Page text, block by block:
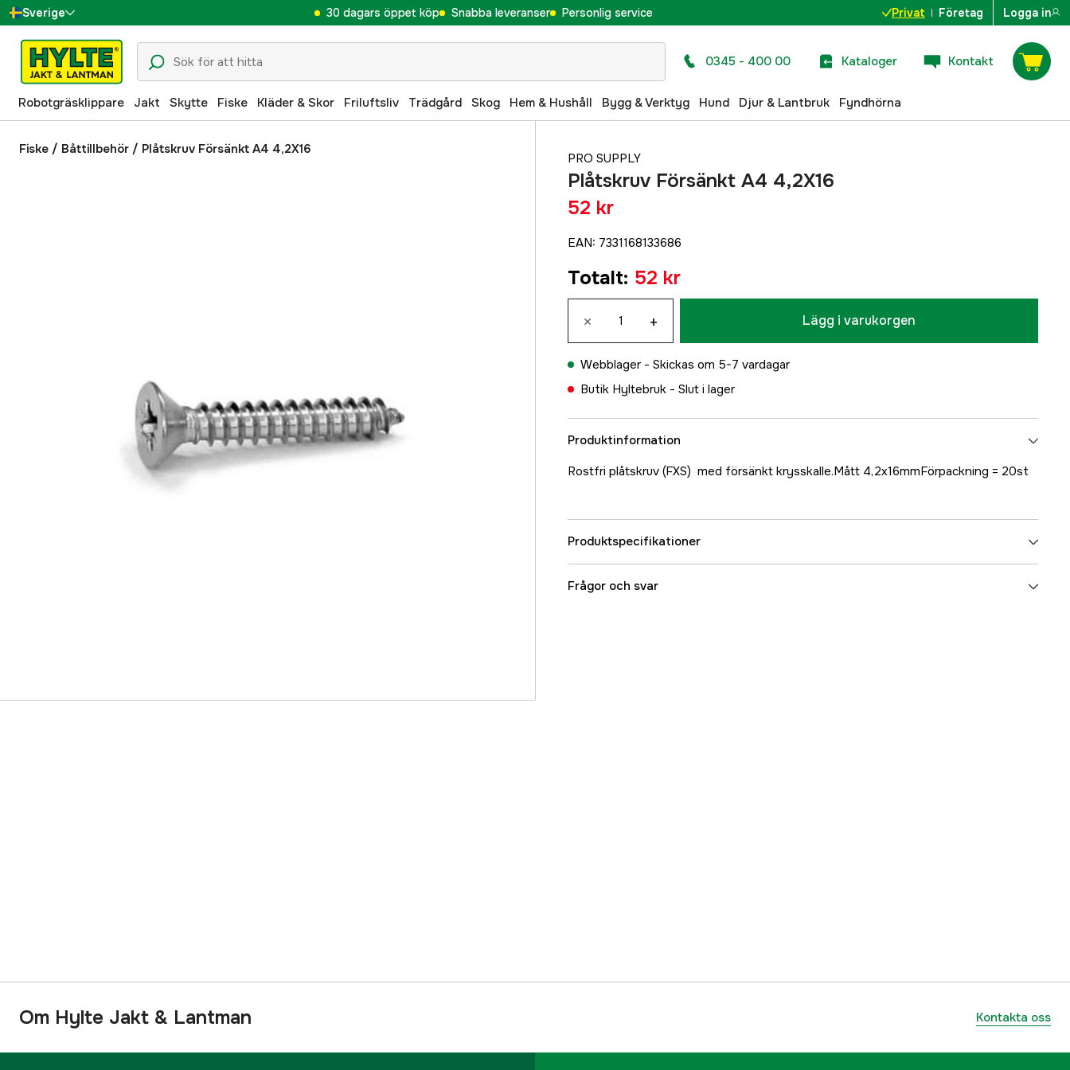
Sverige
Danmark
Suomi
Norge
Deutschland
30 dagars öppet köp Snabba leveranser Personlig service Privat Företag Logga in
0345 - 400 00 Kataloger Kontakt
Robotgräsklippare Jakt Skytte Fiske Kläder & Skor Friluftsliv Trädgård Skog Hem & Hushåll Bygg & Verktyg Hund Djur & Lantbruk Fyndhörna
Fiske / Båttillbehör / Plåtskruv Försänkt A4 4,2X16
PRO SUPPLY
Plåtskruv Försänkt A4 4,2X16
52 kr
EAN: 7331168133686
Totalt: 52 kr
× + Lägg i varukorgen
Webblager - Skickas om 5-7 vardagar
Butik Hyltebruk - Slut i lager
Produktinformation
Rostfri plåtskruv (FXS) med försänkt krysskalle.Mått 4,2x16mmFörpackning = 20st
Produktspecifikationer
Referensnummer
Frågor och svar
Om Hylte Jakt & Lantman Kontakta oss